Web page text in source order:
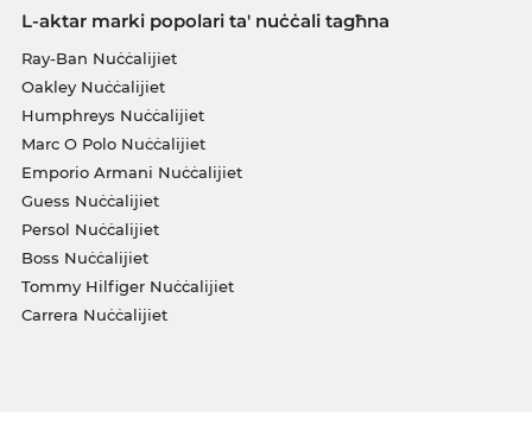
L-aktar marki popolari ta' nuċċali tagħna
Ray-Ban Nuċċalijiet
Oakley Nuċċalijiet
Humphreys Nuċċalijiet
Marc O Polo Nuċċalijiet
Emporio Armani Nuċċalijiet
Guess Nuċċalijiet
Persol Nuċċalijiet
Boss Nuċċalijiet
Tommy Hilfiger Nuċċalijiet
Carrera Nuċċalijiet